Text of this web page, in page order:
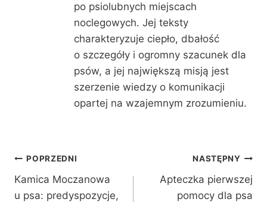
po psiolubnych miejscach
noclegowych. Jej teksty
charakteryzuje ciepło, dbałość
o szczegóły i ogromny szacunek dla
psów, a jej największą misją jest
szerzenie wiedzy o komunikacji
opartej na wzajemnym zrozumieniu.
Nawigacja
wpisu
POPRZEDNI
Kamica Moczanowa
u psa: predyspozycje,
NASTĘPNY
Apteczka pierwszej
pomocy dla psa